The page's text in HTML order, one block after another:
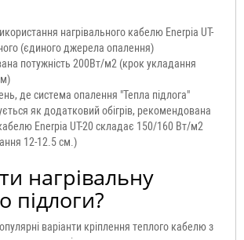
нагрівального кабелю Enerpia UT-
(єдиного джерела опалення)
потужність 200Вт/м2 (крок укладання
де система опалення "Тепла підлога"
як додатковий обігрів, рекомендована
Enerpia UT-20 складає 150/160 Вт/м2
12-12.5 см.)
нагрівальну
підлоги?
варіанти кріплення теплого кабелю з